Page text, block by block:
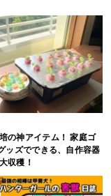
の神アイテム！ 家庭ゴ
ッズでできる、自作容器
収穫！